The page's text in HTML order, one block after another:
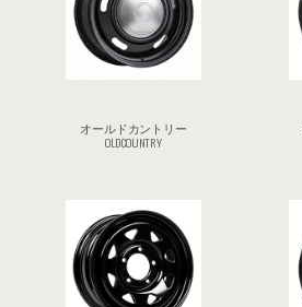
オールドカントリー
OLD COUNTRY